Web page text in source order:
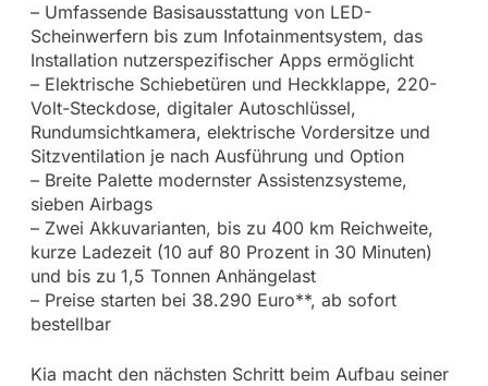
– Umfassende Basisausstattung von LED-
Scheinwerfern bis zum Infotainmentsystem, das
Installation nutzerspezifischer Apps ermöglicht
– Elektrische Schiebetüren und Heckklappe, 220-
Volt-Steckdose, digitaler Autoschlüssel,
Rundumsichtkamera, elektrische Vordersitze und
Sitzventilation je nach Ausführung und Option
– Breite Palette modernster Assistenzsysteme,
sieben Airbags
– Zwei Akkuvarianten, bis zu 400 km Reichweite,
kurze Ladezeit (10 auf 80 Prozent in 30 Minuten)
und bis zu 1,5 Tonnen Anhängelast
– Preise starten bei 38.290 Euro**, ab sofort
bestellbar
Kia macht den nächsten Schritt beim Aufbau seiner